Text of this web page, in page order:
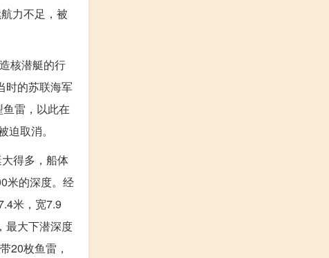
力不足，被
核潜艇的行
时的苏联海军
雷，以此在
取消。
得多，船体
米的深度。经
米，宽7.9
最大下潜深度
20枚鱼雷，